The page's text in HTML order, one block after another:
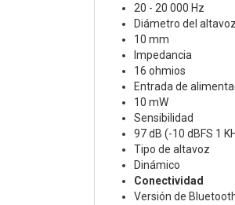
20 - 20 000 Hz
Diámetro del
10 mm
Impedancia
16 ohmios
Entrada de
10 mW
Sensibilidad
97 dB (-10 dBFS 1
Tipo de altavoz
Dinámico
Conectividad
Versión de